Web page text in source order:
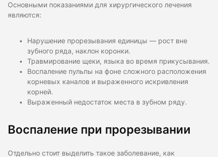
Основными показаниями для хирургического лечения
являются:
Нарушение прорезывания единицы — рост вне
зубного ряда, наклон коронки.
Травмирование щеки, языка во время прикусывания.
Воспаление пульпы на фоне сложного расположения
корневых каналов и выраженного искривления
корней.
Выраженный недостаток места в зубном ряду.
Воспаление при прорезывании
Отдельно стоит выделить такое заболевание, как